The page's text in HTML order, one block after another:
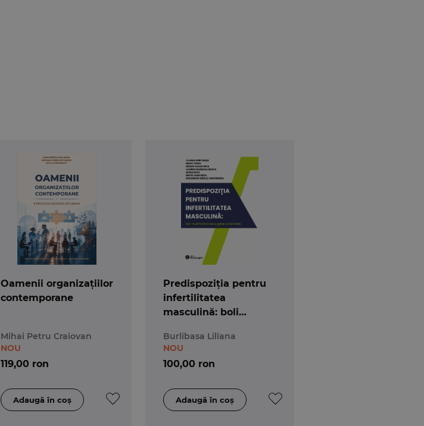
Oamenii organizațiilor
contemporane
Mihai Petru Craiovan
119,00 ron
NOU
Predispoziția pentru
infertilitatea
masculină: boli
candidate
Burlibasa Liliana
100,00 ron
NOU